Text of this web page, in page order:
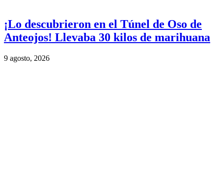
¡Lo descubrieron en el Túnel de Oso de
Anteojos! Llevaba 30 kilos de marihuana
9 agosto, 2026